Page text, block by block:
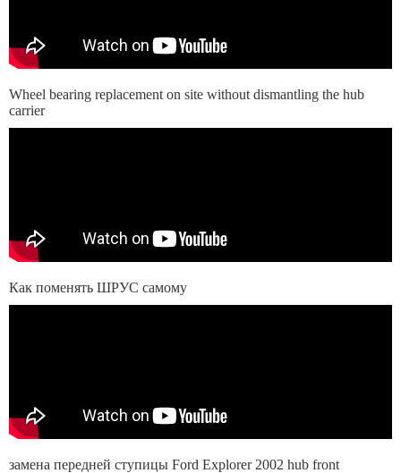
Wheel bearing replacement on site without dismantling the hub
carrier
Как поменять ШРУС самому
замена передней ступицы Ford Explorer 2002 hub front